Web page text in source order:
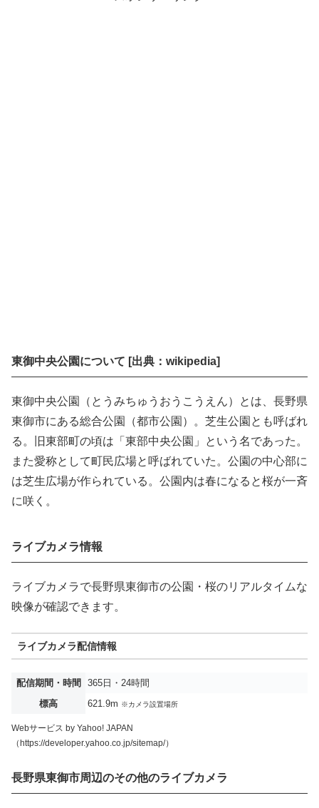
東御中央公園について [出典：wikipedia]
東御中央公園（とうみちゅうおうこうえん）とは、長野県
東御市にある総合公園（都市公園）。芝生公園とも呼ばれ
る。旧東部町の頃は「東部中央公園」という名であった。
また愛称として町民広場と呼ばれていた。公園の中心部に
は芝生広場が作られている。公園内は春になると桜が一斉
に咲く。
ライブカメラ情報
ライブカメラで長野県東御市の公園・桜のリアルタイムな
映像が確認できます。
ライブカメラ配信情報
配信期間・時間
365日・24時間
標高
621.9m ※カメラ設置場所
Webサービス by Yahoo! JAPAN
（https://developer.yahoo.co.jp/sitemap/）
長野県東御市周辺のその他のライブカメラ